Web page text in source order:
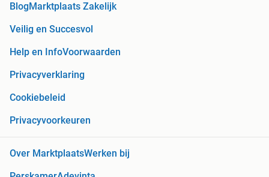
BlogMarktplaats Zakelijk
Veilig en Succesvol
Help en InfoVoorwaarden
Privacyverklaring
Cookiebeleid
Privacyvoorkeuren
Over MarktplaatsWerken bij